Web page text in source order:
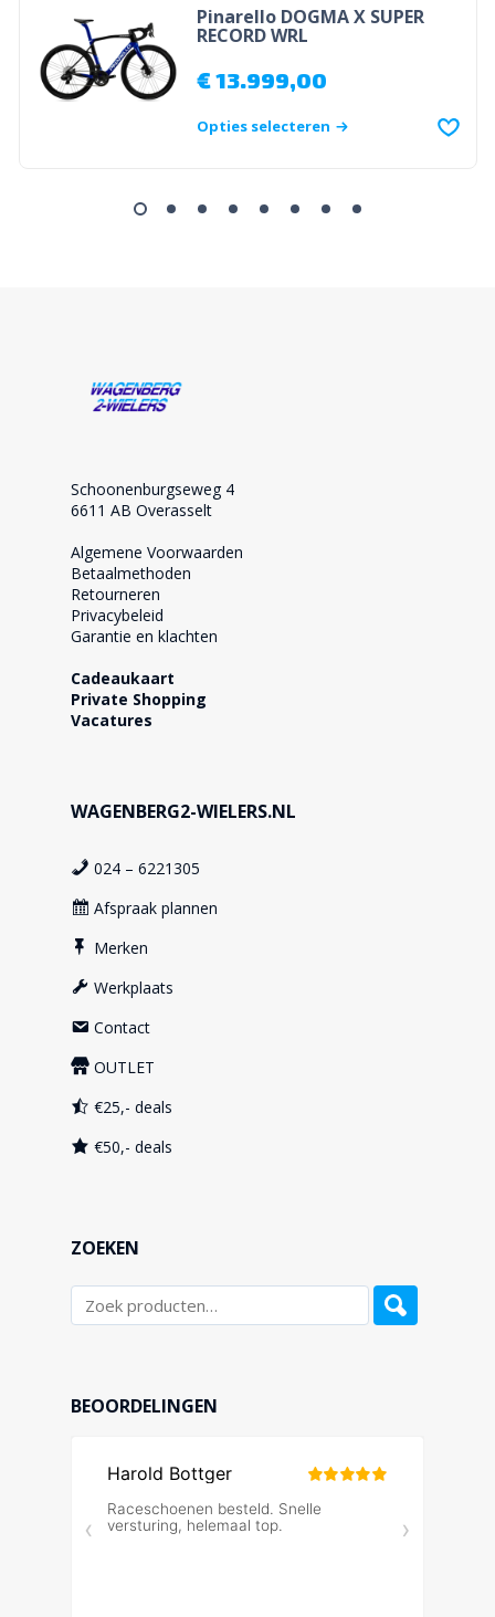
Pinarello DOGMA X SUPER
RECORD WRL
€13.999,00
Opties selecteren
Schoonenburgseweg 4
6611 AB Overasselt
Algemene Voorwaarden
Betaalmethoden
Retourneren
Privacybeleid
Garantie en klachten
Cadeaukaart
Private Shopping
Vacatures
WAGENBERG2-WIELERS.NL
024 – 6221305
Afspraak plannen
Merken
Werkplaats
Contact
OUTLET
€25,- deals
€50,- deals
ZOEKEN
BEOORDELINGEN